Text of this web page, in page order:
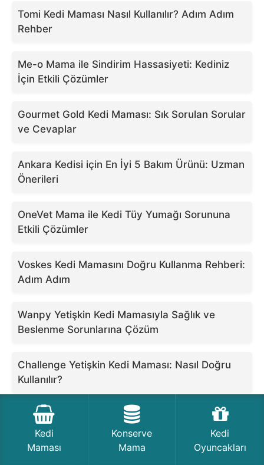
Tomi Kedi Maması Nasıl Kullanılır? Adım Adım
Rehber
Me-o Mama ile Sindirim Hassasiyeti: Kediniz
İçin Etkili Çözümler
Gourmet Gold Kedi Maması: Sık Sorulan Sorular
ve Cevaplar
Ankara Kedisi için En İyi 5 Bakım Ürünü: Uzman
Önerileri
OneVet Mama ile Kedi Tüy Yumağı Sorununa
Etkili Çözümler
Voskes Kedi Mamasını Doğru Kullanma Rehberi:
Adım Adım
Wanpy Yetişkin Kedi Mamasıyla Sağlık ve
Beslenme Sorunlarına Çözüm
Challenge Yetişkin Kedi Maması: Nasıl Doğru
Kullanılır?
Advance Kedi Maması Hakkında Sık Sorulan
Sorular ve Cevaplar
Kedi
Maması
Konserve
Mama
Kedi
Oyuncakları